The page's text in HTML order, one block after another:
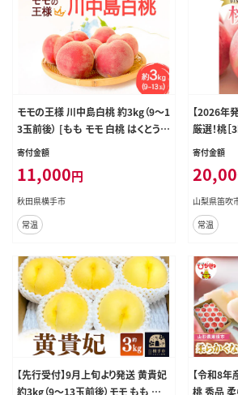
モモの王様 川中島白桃 約3kg（9～1
3玉前後） [もも モモ 白桃 はくとう
果物 フルーツ 産地直送 お取り寄せ]
寄付金額
11,000円
秋田県横手市
常温
【2026年
厳選！桃［
ツ大国！
AN
寄付金額
山梨県笛吹
常温
【先行受付】9月上旬より発送 黄貴妃
約3kg（9～13玉前後）モモ もも 黄
【令和8
桃 秀品